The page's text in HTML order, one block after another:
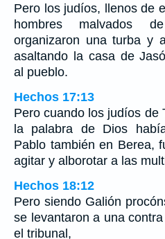
Pero los judíos, llenos de
hombres malvados
organizaron una turba y
asaltando la casa de
al pueblo.
Hechos 17:13
Pero cuando los judíos de
la palabra de Dios
Pablo también en Berea,
agitar y alborotar a las
Hechos 18:12
Pero siendo Galión
se levantaron a una
el tribunal,